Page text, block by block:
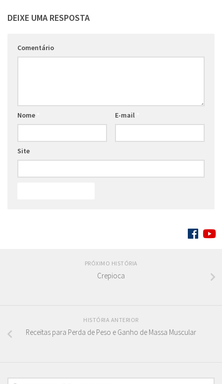
DEIXE UMA RESPOSTA
Comentário
Nome E-mail
Site
PRÓXIMO HISTÓRIA
Crepioca
HISTÓRIA ANTERIOR
Receitas para Perda de Peso e Ganho de Massa Muscular